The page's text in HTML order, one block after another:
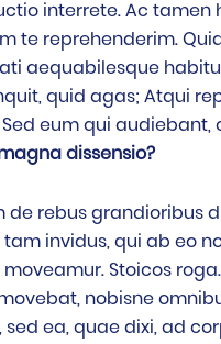
interrete. Ac
te reprehenderim.
aequabilesque
quid agas; Atqui
eum qui
dissensio?
de rebus grandioribus
tam invidus, qui ab eo
Stoicos
nobisne
ea, quae dixi, ad